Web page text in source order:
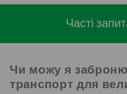
Часті
Чи можу я
транспорт для